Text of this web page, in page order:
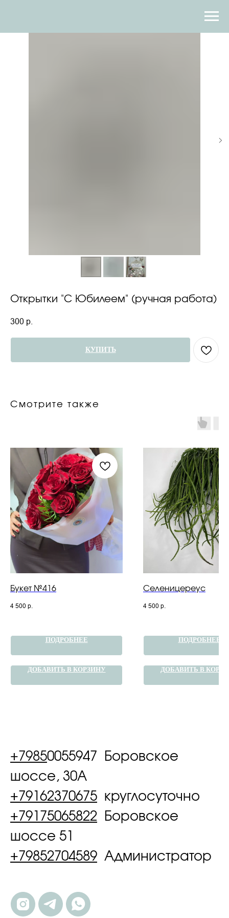
Открытки "С Юбилеем" (ручная работа)
300 р.
КУПИТЬ
Смотрите также
Букет №416
4 500 р.
ПОДРОБНЕЕ
ДОБАВИТЬ В КОРЗИНУ
Селеницереус
4 500 р.
ПОДРОБНЕЕ
ДОБАВИТЬ В
+79850055947 Боровское
шоссе, 30А
+79162370675 круглосуточно
+79175065822 Боровское
шоссе 51
+79852704589 Администратор